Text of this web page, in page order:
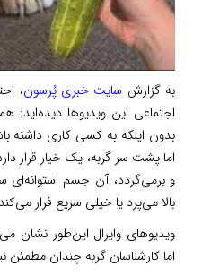
به گزارش سایت خبری پُرسون،
اجتماعی‌ این ویدیوها دیده‌اید:
بدون اینکه به کسی کاری داشته
اما پشت سر گربه، یک خیار قرار
و برمی‌گردد، آن جسم استوانه‌ای
بالا می‌پرد یا خیلی سریع فرار
ویدیوهای وایرال این‌طور نشان
اما کارشناسان گربه چندان مطمئن